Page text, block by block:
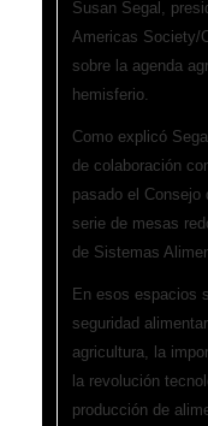
Susan Segal,
Americas Society/
sobre la agenda
hemisferio.
Como explicó
de colaboración
pasado el
serie de mesas
de Sistemas
En esos espacios
seguridad
agricultura, la
la revolución
producción de